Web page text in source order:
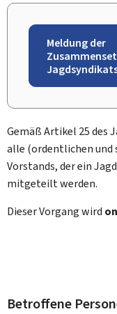
Meldung der
Gemäß Artikel 25 des
alle (ordentlichen
Vorstands, der ein
mitgeteilt werden.
Dieser Vorgang wird
Betroffene